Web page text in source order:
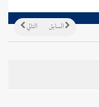
التالي السابق